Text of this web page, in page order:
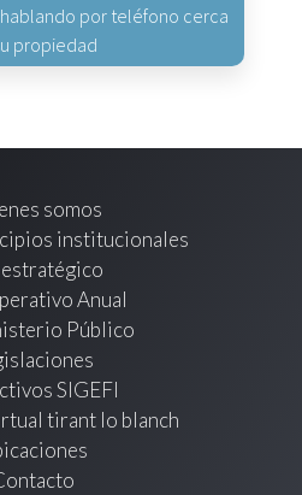
por teléfono cerca
propiedad
somos
institucionales
estratégico
Anual
Público
SIGEFI
tirant lo blanch